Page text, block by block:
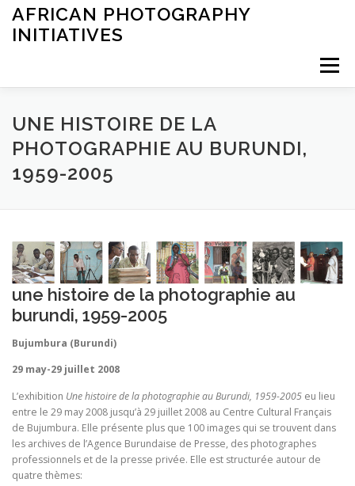
Saltar
contenido
AFRICAN PHOTOGRAPHY
INITIATIVES
Menú
OTHER ABOUT
UNE HISTOIRE DE LA
PHOTOGRAPHIE AU BURUNDI,
1959-2005
une histoire de la photographie au
burundi, 1959-2005
Bujumbura (Burundi)
29 may-29 juillet 2008
L’exhibition Une histoire de la photographie au Burundi, 1959-2005 eu lieu
entre le 29 may 2008 jusqu’à 29 juillet 2008 au Centre Cultural Français
de Bujumbura. Elle présente plus que 100 images qui se trouvent dans
les archives de l’Agence Burundaise de Presse, des photographes
professionnels et de la presse privée. Elle est structurée autour de
quatre thèmes: